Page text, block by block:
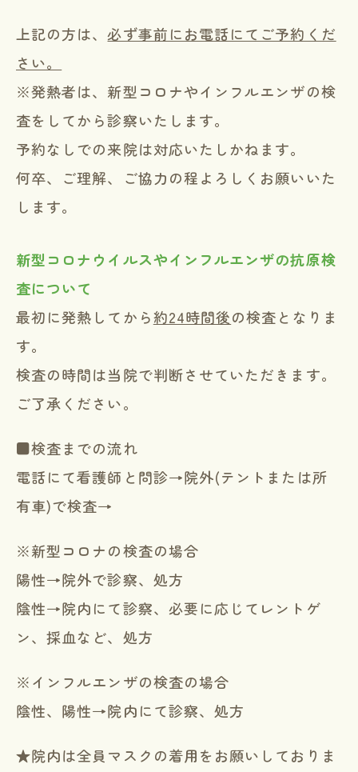
上記の方は、必ず事前にお電話にてご予約くだ
さい。
※発熱者は、新型コロナやインフルエンザの検
査をしてから診察いたします。
予約なしでの来院は対応いたしかねます。
何卒、ご理解、ご協力の程よろしくお願いいた
します。
新型コロナウイルスやインフルエンザの抗原検
査について
最初に発熱してから約24時間後の検査となりま
す。
検査の時間は当院で判断させていただきます。
ご了承ください。
■検査までの流れ
電話にて看護師と問診→院外(テントまたは所
有車)で検査→
※新型コロナの検査の場合
陽性→院外で診察、処方
陰性→院内にて診察、必要に応じてレントゲ
ン、採血など、処方
※インフルエンザの検査の場合
陰性、陽性→院内にて診察、処方
★院内は全員マスクの着用をお願いしておりま